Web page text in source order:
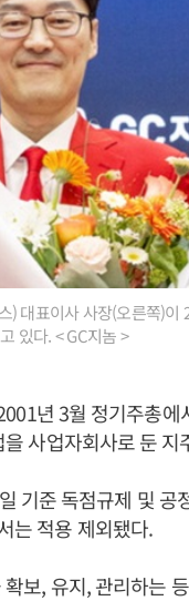
) 대표이사 사장(오른쪽)
있다. < GC지놈 >
년 3월 정기주총
사업자회사로 둔 지
기준 독점규제 및
는 적용 제외됐다.
보, 유지, 관리하는